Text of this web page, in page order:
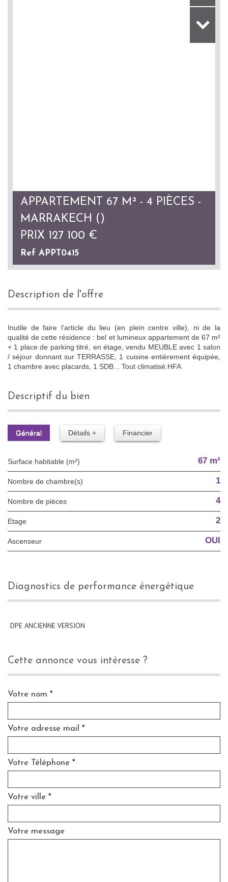
APPARTEMENT 67 M² - 4 PIÈCES -
MARRAKECH ()
PRIX 127 100 €
Ref APPT0415
description de l'offre
Inutile de faire l'article du lieu (en plein centre ville), ni de la
qualité de cette résidence : bel et lumineux appartement de 67 m²
+ 1 place de parking titré, en étage, vendu MEUBLE avec 1 salon
/ séjour donnant sur TERRASSE, 1 cuisine entièrement équipée,
1 chambre avec placards, 1 SDB... Tout climatisé.HFA
descriptif du bien
Général Détails + Financier
Surface habitable (m²) 67 m²
Nombre de chambre(s) 1
Nombre de pièces 4
Etage 2
Ascenseur OUI
diagnostics de performance énergétique
DPE ANCIENNE VERSION
cette annonce vous intéresse ?
Votre nom *
Votre adresse mail *
Votre Téléphone *
Votre ville *
Votre message